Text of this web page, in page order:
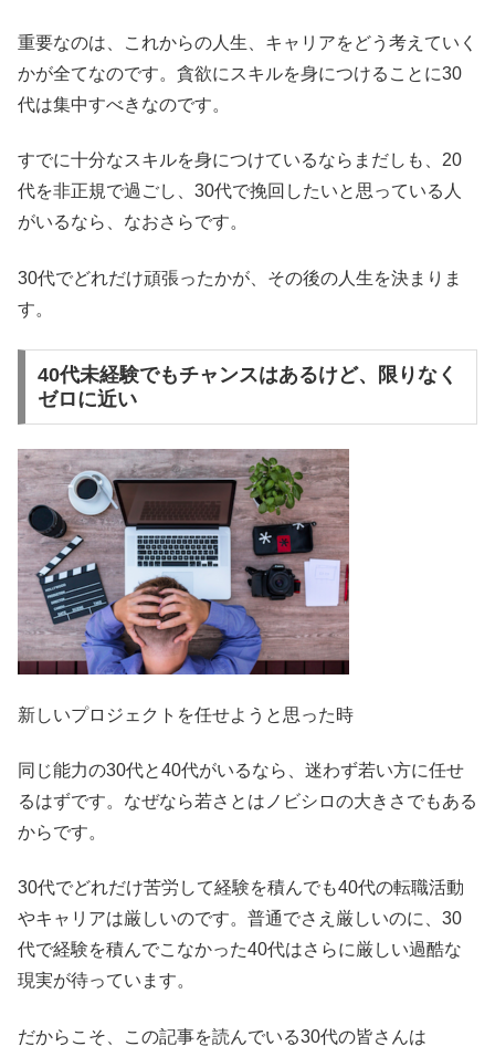
重要なのは、これからの人生、キャリアをどう考えていく
かが全てなのです。貪欲にスキルを身につけることに30
代は集中すべきなのです。
すでに十分なスキルを身につけているならまだしも、20
代を非正規で過ごし、30代で挽回したいと思っている人
がいるなら、なおさらです。
30代でどれだけ頑張ったかが、その後の人生を決まりま
す。
40代未経験でもチャンスはあるけど、限りなく
ゼロに近い
新しいプロジェクトを任せようと思った時
同じ能力の30代と40代がいるなら、迷わず若い方に任せ
るはずです。なぜなら若さとはノビシロの大きさでもある
からです。
30代でどれだけ苦労して経験を積んでも40代の転職活動
やキャリアは厳しいのです。普通でさえ厳しいのに、30
代で経験を積んでこなかった40代はさらに厳しい過酷な
現実が待っています。
だからこそ、この記事を読んでいる30代の皆さんは